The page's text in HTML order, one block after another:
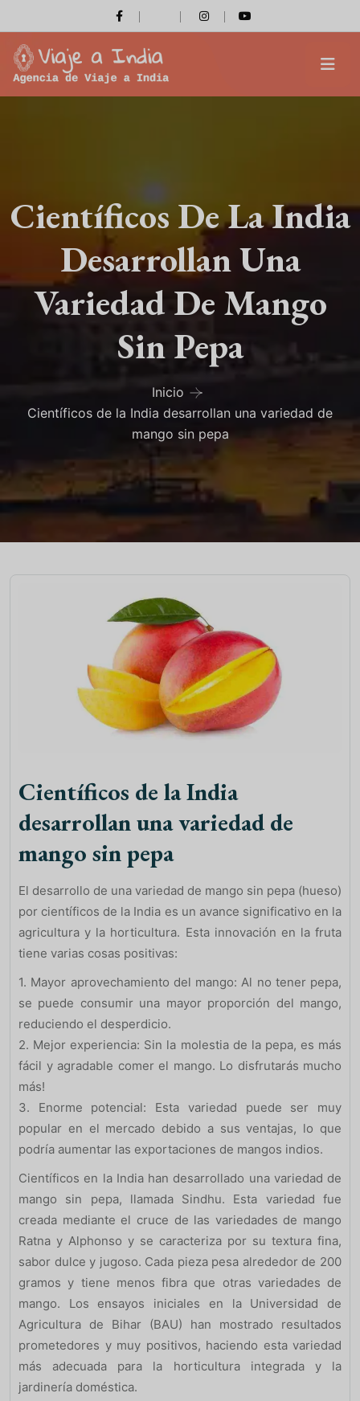
Científicos De La India
Desarrollan Una
Variedad De Mango
Sin Pepa
Inicio
Científicos de la India desarrollan una variedad de
mango sin pepa
Científicos de la India
desarrollan una variedad de
mango sin pepa
El desarrollo de una variedad de mango sin pepa (hueso)
por científicos de la India es un avance significativo en la
agricultura y la horticultura. Esta innovación en la fruta
tiene varias cosas positivas:
1. Mayor aprovechamiento del mango: Al no tener pepa,
se puede consumir una mayor proporción del mango,
reduciendo el desperdicio.
2. Mejor experiencia: Sin la molestia de la pepa, es más
fácil y agradable comer el mango. Lo disfrutarás mucho
más!
3. Enorme potencial: Esta variedad puede ser muy
popular en el mercado debido a sus ventajas, lo que
podría aumentar las exportaciones de mangos indios.
Científicos en la India han desarrollado una variedad de
mango sin pepa, llamada Sindhu. Esta variedad fue
creada mediante el cruce de las variedades de mango
Ratna y Alphonso y se caracteriza por su textura fina,
sabor dulce y jugoso. Cada pieza pesa alrededor de 200
gramos y tiene menos fibra que otras variedades de
mango. Los ensayos iniciales en la Universidad de
Agricultura de Bihar (BAU) han mostrado resultados
prometedores y muy positivos, haciendo esta variedad
más adecuada para la horticultura integrada y la
jardinería doméstica.